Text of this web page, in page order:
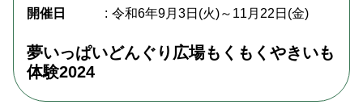
開催日
令和6年9月3日(火)～11月22日(金)
夢いっぱいどんぐり広場もくもくやきいも
体験2024